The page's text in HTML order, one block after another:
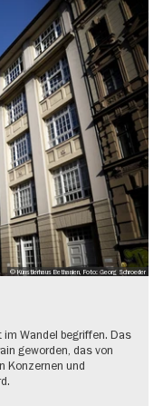
© Künstlerhaus Bethanien, Foto: Georg Schroeder
Wandel begriffen. Das
geworden, das von
Konzernen und